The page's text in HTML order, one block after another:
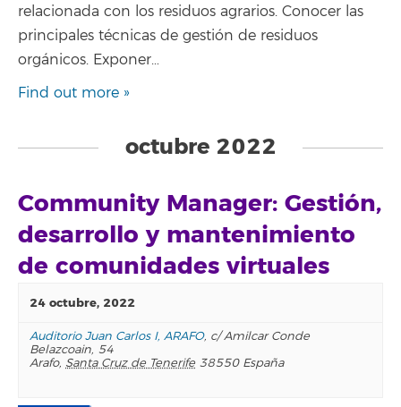
relacionada con los residuos agrarios. Conocer las
principales técnicas de gestión de residuos
orgánicos. Exponer…
Find out more »
octubre 2022
Community Manager: Gestión,
desarrollo y mantenimiento
de comunidades virtuales
24 octubre, 2022
Auditorio Juan Carlos I, ARAFO, c/ Amilcar Conde
Belazcoain, 54
Arafo, Santa Cruz de Tenerife 38550 España